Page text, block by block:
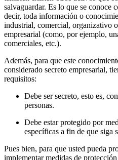
salvaguardar. Es lo que se conoce
decir, toda información o
industrial, comercial, organizativo
empresarial (como, por ejemplo,
comerciales, etc.).
Además, para que este
considerado secreto empresarial,
requisitos:
Debe ser secreto, esto es,
personas.
Debe estar protegido por
específicas a fin de que siga
Pues bien, para que usted pueda
implementar medidas de